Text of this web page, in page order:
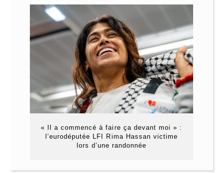
« Il a commencé à faire ça devant moi » :
l’eurodéputée LFI Rima Hassan victime
lors d’une randonnée